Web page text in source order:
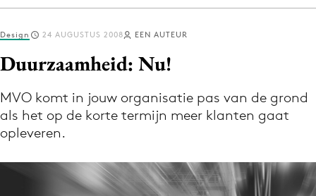
Log in
Download de app
Volg het laatste nieuws via de Adformatie
Design 24 AUGUSTUS 2008 EEN AUTEUR
Duurzaamheid: Nu!
MVO komt in jouw organisatie pas van de grond
als het op de korte termijn meer klanten gaat
opleveren.